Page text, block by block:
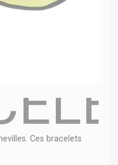
Ces bracelets